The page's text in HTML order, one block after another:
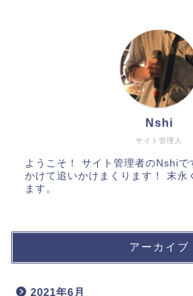
サイト管理人
Nshi
ようこそ！ サイト管理者のNshiで
かけて追いかけまくります！ 末永
ます。
アーカイブ
2021年6月